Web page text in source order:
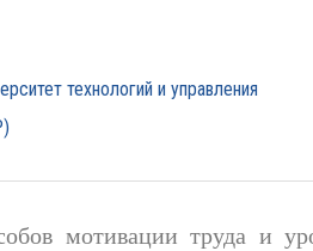
технологий и управления
мотивации труда и